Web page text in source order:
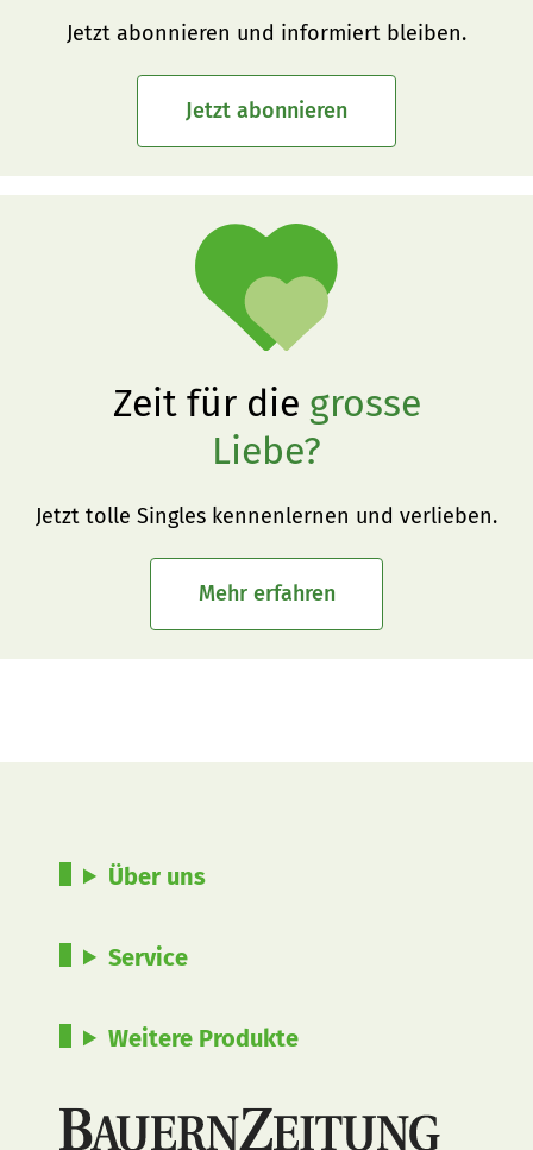
Jetzt abonnieren und informiert bleiben.
Jetzt abonnieren
Zeit für die grosse
Liebe?
Jetzt tolle Singles kennenlernen und verlieben.
Mehr erfahren
Über uns
Service
Weitere Produkte